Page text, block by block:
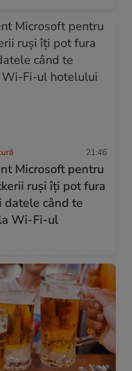
21:46
Microsoft pentru
ruși îți pot fura
datele când te
Wi-Fi-ul